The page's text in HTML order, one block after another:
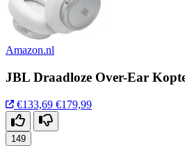
Amazon.nl
JBL Draadloze Over-Ear
€133,69 €179,99
149